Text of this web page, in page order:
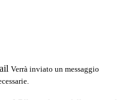
Verrà inviato un messaggio